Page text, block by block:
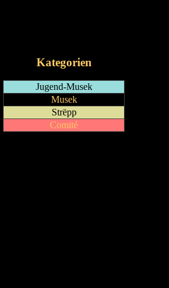
Kategorien
Jugend-Musek
Musek
Strëpp
Comité